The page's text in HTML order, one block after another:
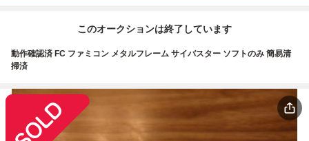
このオークションは終了しています
動作確認済 FC ファミコン メタルフレーム サイバスター ソフトのみ 簡易清
掃済